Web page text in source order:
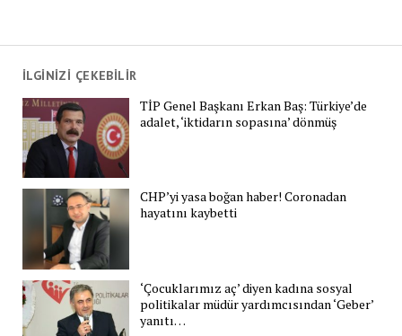
İLGİNİZİ ÇEKEBİLİR
TİP Genel Başkanı Erkan Baş: Türkiye’de
adalet, ‘iktidarın sopasına’ dönmüş
CHP’yi yasa boğan haber! Coronadan
hayatını kaybetti
‘Çocuklarımız aç’ diyen kadına sosyal
politikalar müdür yardımcısından ‘Geber’
yanıtı…